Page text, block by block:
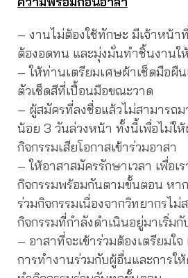
– งานไม่ต้องใช้ทักษะ มีเจ้าหน้
ต้องอดทน และมุ่งมั่นทำชิ้นงานใ
– ให้ท่านเตรียมเศษผ้าเช็ดมือผืน
ตัวเช็ดสีที่เปื้อนมือขณะวาด
– ผู้สมัครที่ลงชื่อแล้วไม่สามารถม
น้อย 3 วันล่วงหน้า ทั้งนี้เพื่อไม่ให้
กิจกรรมเสียโอกาสเข้าร่วมอาสา
– ให้อาสาสมัครรักษาเวลา เพื่อเ
กิจกรรมพร้อมกันตามขั้นตอน หา
ร่วมกิจกรรมเนื่องจากวิทยากรไม่
กิจกรรมที่กำลังดำเนินอยู่มาเริ่มกั
– อาสาที่จะเข้าร่วมต้องเตรียมใ
การทำงานร่วมกับผู้อื่นและการใ